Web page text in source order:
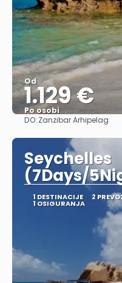
Od
1.129 €
Po osobi
DO:Zanzibar Arhipelag
Seychelles
(7Days/
1 DESTINACIJE 2
1 OSIGURANJA